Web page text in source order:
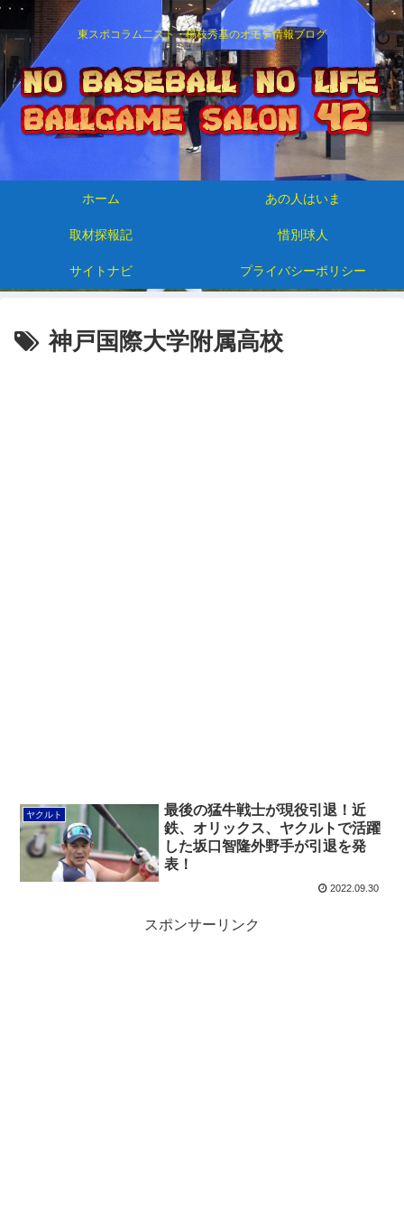
東スポコラム二スト・楊枝秀基のオモテ情報ブログ
ホーム あの人はいま
取材探報記 惜別球人
サイトナビ プライバシーポリシー
神戸国際大学附属高校
ヤクルト
最後の猛牛戦士が現役引退！近
鉄、オリックス、ヤクルトで活躍
した坂口智隆外野手が引退を発
表！
2022.09.30
スポンサーリンク